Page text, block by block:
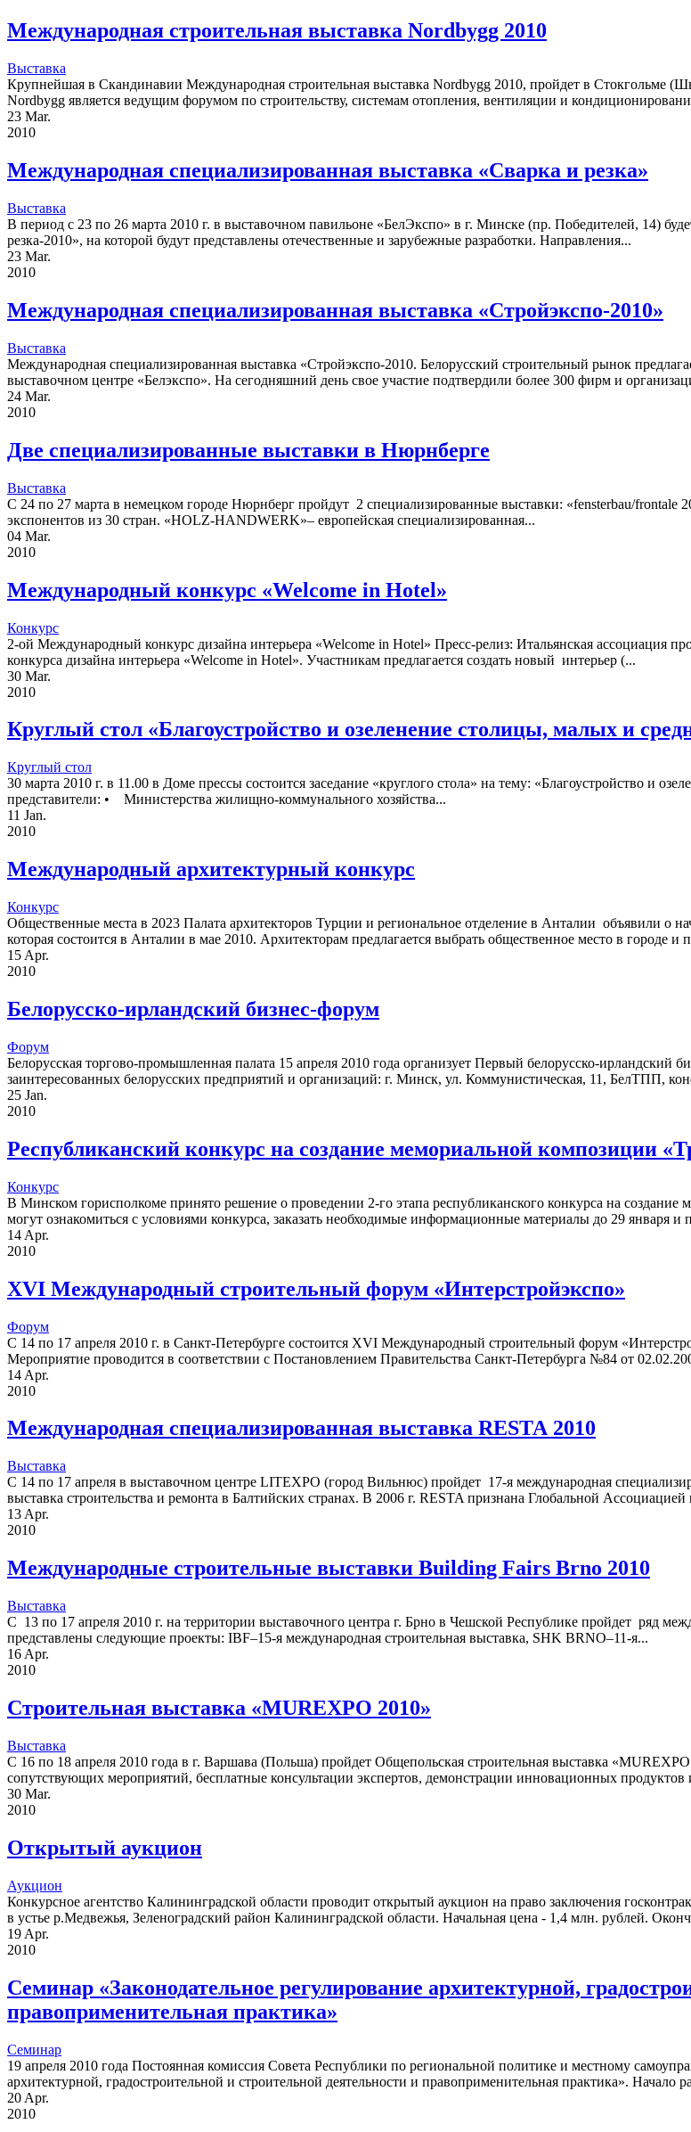
Международная строительная выставка Nordbygg 2010
Выставка
Крупнейшая в Скандинавии Международная строительная выставка Nordbygg 2010, пройдет в Стокгольме
Nordbygg является ведущим форумом по строительству, системам отопления, вентиляции и
23 Mar.
2010
Международная специализированная выставка «Сварка и резка»
Выставка
В период с 23 по 26 марта 2010 г. в выставочном павильоне «БелЭкспо» в г. Минске (пр. Победителей, 14)
резка-2010», на которой будут представлены отечественные и зарубежные разработки. Направления...
23 Mar.
2010
Международная специализированная выставка «Стройэкспо-2010»
Выставка
Международная специализированная выставка «Стройэкспо-2010. Белорусский строительный рынок
выставочном центре «Белэкспо». На сегодняшний день свое участие подтвердили более 300 фирм и
24 Mar.
2010
Две специализированные выставки в Нюрнберге
Выставка
С 24 по 27 марта в немецком городе Нюрнберг пройдут 2 специализированные выставки: «fensterbau/
экспонентов из 30 стран. «HOLZ-HANDWERK»– европейская специализированная...
04 Mar.
2010
Международный конкурс «Welcome in Hotel»
Конкурс
2-ой Международный конкурс дизайна интерьера «Welcome in Hotel» Пресс-релиз: Итальянская ассоциация
конкурса дизайна интерьера «Welcome in Hotel». Участникам предлагается создать новый интерьер (...
30 Mar.
2010
Круглый стол «Благоустройство и озеленение столицы, малых и
Круглый стол
30 марта 2010 г. в 11.00 в Доме прессы состоится заседание «круглого стола» на тему: «Благоустройство и
представители: • Министерства жилищно-коммунального хозяйства...
11 Jan.
2010
Международный архитектурный конкурс
Конкурс
Общественные места в 2023 Палата архитекторов Турции и региональное отделение в Анталии объявили о
которая состоится в Анталии в мае 2010. Архитекторам предлагается выбрать общественное место в городе и
15 Apr.
2010
Белорусско-ирландский бизнес-форум
Форум
Белорусская торгово-промышленная палата 15 апреля 2010 года организует Первый белорусско-ирландский
заинтересованных белорусских предприятий и организаций: г. Минск, ул. Коммунистическая, 11, БелТПП,
25 Jan.
2010
Республиканский конкурс на создание мемориальной композиции
Конкурс
В Минском горисполкоме принято решение о проведении 2-го этапа республиканского конкурса на
могут ознакомиться с условиями конкурса, заказать необходимые информационные материалы до 29 января и
14 Apr.
2010
XVI Международный строительный форум «Интерстройэкспо»
Форум
С 14 по 17 апреля 2010 г. в Санкт-Петербурге состоится XVI Международный строительный форум
Мероприятие проводится в соответствии с Постановлением Правительства Санкт-Петербурга №84 от
14 Apr.
2010
Международная специализированная выставка RЕSТА 2010
Выставка
С 14 по 17 апреля в выставочном центре LITЕХРО (город Вильнюс) пройдет 17-я международная
выставка строительства и ремонта в Балтийских странах. В 2006 г. RESTA признана Глобальной
13 Apr.
2010
Международные строительные выставки Building Fairs Brno 2010
Выставка
С 13 по 17 апреля 2010 г. на территории выставочного центра г. Брно в Чешской Республике пройдет ряд
представлены следующие проекты: IBF–15-я международная строительная выставка, SHK BRNO–11-я...
16 Apr.
2010
Строительная выставка «MUREXPO 2010»
Выставка
C 16 по 18 апреля 2010 года в г. Варшава (Польша) пройдет Общепольская строительная выставка
сопутствующих мероприятий, бесплатные консультации экспертов, демонстрации инновационных продуктов
30 Mar.
2010
Открытый аукцион
Аукцион
Конкурсное агентство Калининградской области проводит открытый аукцион на право заключения
в устье р.Медвежья, Зеленоградский район Калининградской области. Начальная цена - 1,4 млн. рублей.
19 Apr.
2010
Семинар «Законодательное регулирование архитектурной,
правоприменительная практика»
Семинар
19 апреля 2010 года Постоянная комиссия Совета Республики по региональной политике и местному
архитектурной, градостроительной и строительной деятельности и правоприменительная практика». Начало
20 Apr.
2010